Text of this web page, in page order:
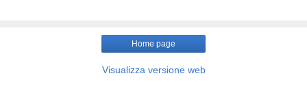
Home page
Visualizza versione web